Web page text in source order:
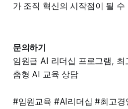
가 조직 혁신의 시작점이 될 수
문의하기
임원급 AI 리더십 프로그램, 최
춤형 AI 교육 상담
#임원교육 #AI리더십 #최고경